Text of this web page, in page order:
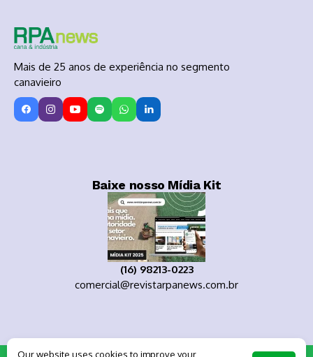
Mais de 25 anos de experiência no segmento
canavieiro
Baixe nosso Mídia Kit
(16) 98213-0223
comercial@revistarpanews.com.br
Our website uses cookies to improve your